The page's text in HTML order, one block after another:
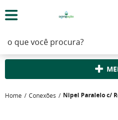
Home Conexões Nipel Paralelo c/